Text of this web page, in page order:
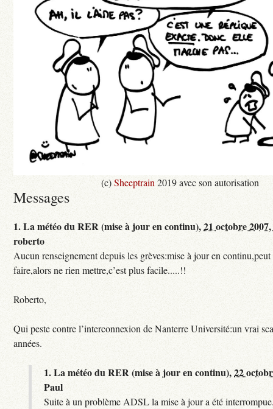
(c)Sheeptrain 2019 avec son autorisation
Messages
1.La météo du RER (mise à jour en continu),21 octobre
roberto
Aucun renseignement depuis les grèves:mise à jour en
faire,alors ne rien mettre,c’est plus facile.....!!
Roberto,
Qui peste contre l’interconnexion de Nanterre Université:un vrai
années.
1.La météo du RER (mise à jour en continu),22
Paul
Suite à un problème ADSL la mise à jour a été